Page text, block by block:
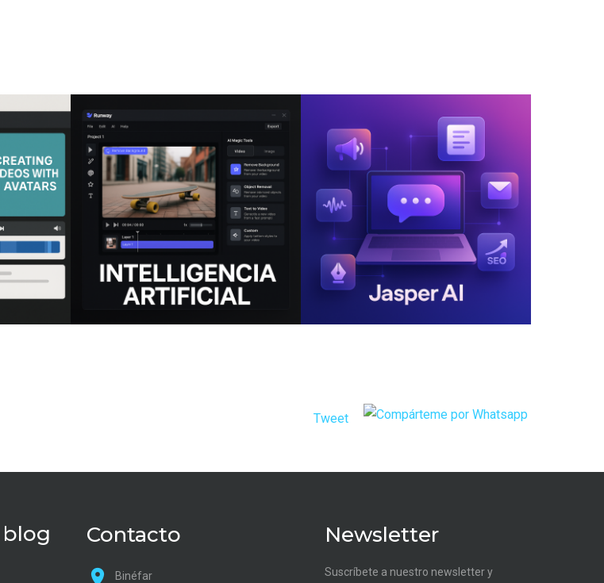
Tweet
Contacto
Binéfar
Newsletter
Suscríbete a nuestro newsletter y